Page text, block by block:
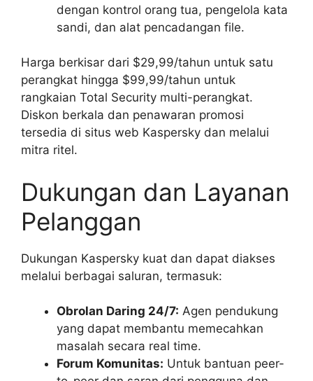
dengan kontrol orang tua, pengelola kata
sandi, dan alat pencadangan file.
Harga berkisar dari $29,99/tahun untuk satu
perangkat hingga $99,99/tahun untuk
rangkaian Total Security multi-perangkat.
Diskon berkala dan penawaran promosi
tersedia di situs web Kaspersky dan melalui
mitra ritel.
Dukungan dan Layanan
Pelanggan
Dukungan Kaspersky kuat dan dapat diakses
melalui berbagai saluran, termasuk:
Obrolan Daring 24/7: Agen pendukung
yang dapat membantu memecahkan
masalah secara real time.
Forum Komunitas: Untuk bantuan peer-